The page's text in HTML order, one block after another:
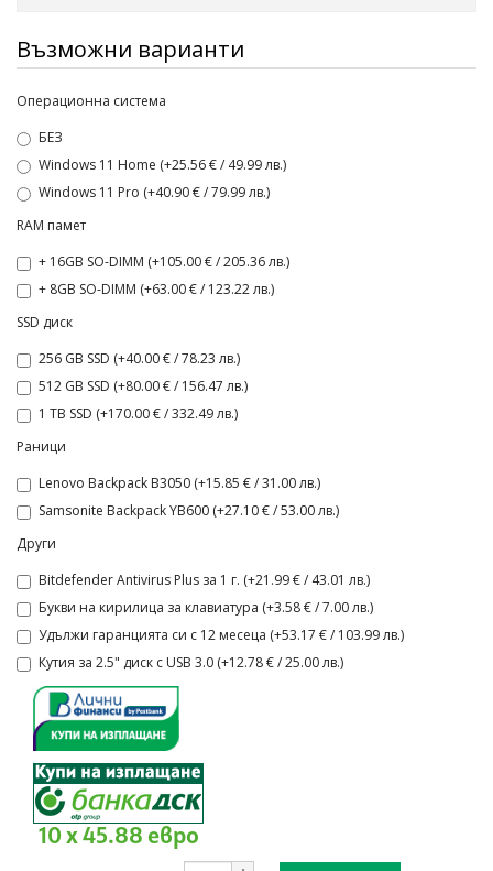
Възможни варианти
Операционна система
БЕЗ
Windows 11 Home (+25.56 € / 49.99 лв.)
Windows 11 Pro (+40.90 € / 79.99 лв.)
RAM памет
+ 16GB SO-DIMM (+105.00 € / 205.36 лв.)
+ 8GB SO-DIMM (+63.00 € / 123.22 лв.)
SSD диск
256 GB SSD (+40.00 € / 78.23 лв.)
512 GB SSD (+80.00 € / 156.47 лв.)
1 TB SSD (+170.00 € / 332.49 лв.)
Раници
Lenovo Backpack B3050 (+15.85 € / 31.00 лв.)
Samsonite Backpack YB600 (+27.10 € / 53.00 лв.)
Други
Bitdefender Antivirus Plus за 1 г. (+21.99 € / 43.01 лв.)
Букви на кирилица за клавиатура (+3.58 € / 7.00 лв.)
Удължи гаранцията си с 12 месеца (+53.17 € / 103.99 лв.)
Кутия за 2.5" диск с USB 3.0 (+12.78 € / 25.00 лв.)
10 x 45.88 евро